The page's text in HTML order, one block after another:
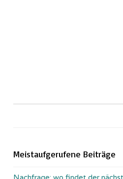
Meistaufgerufene Beiträge